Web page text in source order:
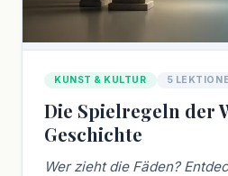
KUNST & KULTUR 5
Die Spielregeln der
Geschichte
Wer zieht die Fäden?